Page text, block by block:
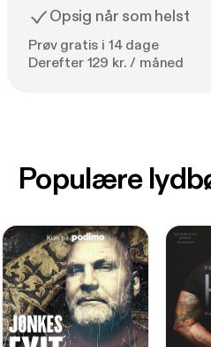
Opsig når som helst
Prøv gratis i 14 dage
Derefter 129 kr. / måned
Populære